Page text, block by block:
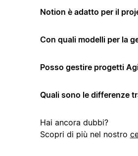
Notion è adatto per il
Con quali modelli per la
Posso gestire progetti
Quali sono le differenze
Hai ancora dubbi?
Scopri di più nel nostro